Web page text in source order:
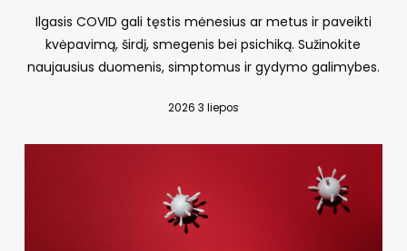
Ilgasis COVID gali tęstis mėnesius ar metus ir paveikti
kvėpavimą, širdį, smegenis bei psichiką. Sužinokite
naujausius duomenis, simptomus ir gydymo galimybes.
2026 3 liepos